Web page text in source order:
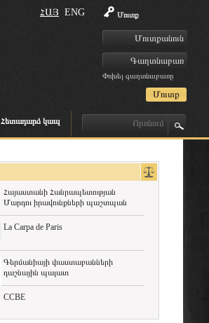
Մուտք
Փոխել գաղտնաբառը
ՀԱՅ ENG
Հետադարձ կապ
Հայաստանի Հանրապետության
Մարդու իրավունքների պաշտպան
La Carpa de Paris
Գերմանիայի փաստաբանների
դաշնային պալատ
CCBE